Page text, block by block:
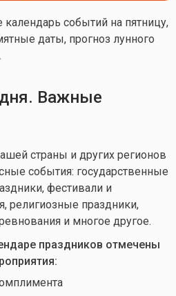
событий на пятницу,
даты, прогноз лунного
Важные
страны и других регионов
события: государственные
фестивали и
религиозные праздники,
и многое другое.
праздников отмечены